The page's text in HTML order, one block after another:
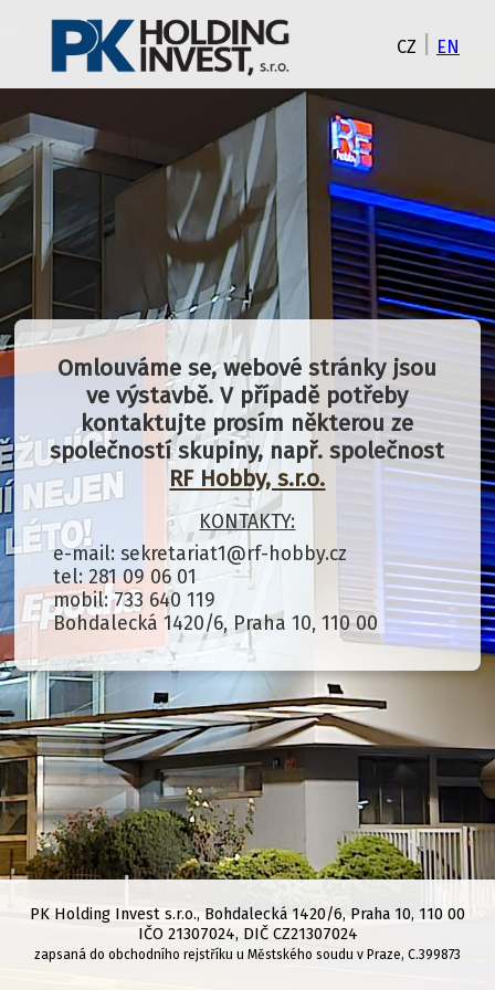
CZ EN
Omlouváme se, webové stránky jsou
ve výstavbě. V případě potřeby
kontaktujte prosím některou ze
společností skupiny, např. společnost
RF Hobby, s.r.o.
KONTAKTY:
e-mail: sekretariat1@rf-hobby.cz
tel: 281 09 06 01
mobil: 733 640 119
Bohdalecká 1420/6, Praha 10, 110 00
PK Holding Invest s.r.o., Bohdalecká 1420/6, Praha 10, 110 00
IČO 21307024, DIČ CZ21307024
zapsaná do obchodního rejstříku u Městského soudu v Praze, C.399873